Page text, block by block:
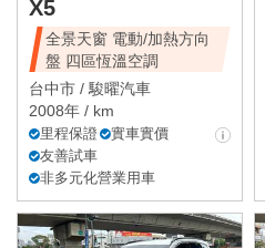
X5
全景天窗 電動/加熱方向
盤 四區恆溫空調
台中市 /駿曜汽車
2008年 / km
里程保證
實車實價
友善試車
非多元化營業用車